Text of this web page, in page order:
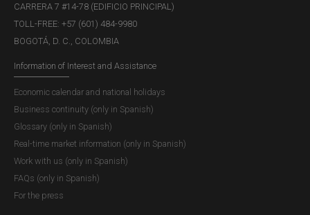
Política de diversidad, equidad e inclusión
La política propone establecer e incentivar de manera
transversal y articulada una cultura en el Banco de la
República enfocada a la diversidad, equidad e
inclusión.
Política de Gestión de Información
El Consejo de Administración del Banco de la República
aprobó en el año 2011, el principio, las políticas y la
CARRERA 7 #14-78 (EDIFICIO PRINCIPAL)
TOLL-FREE: +57 (601) 484-9980
BOGOTÁ, D. C., COLOMBIA
Information of Interest and Assistance
Economic calendar and national holidays
Business continuity (only in Spanish)
Glossary (only in Spanish)
Real-time market information (only in Spanish)
Work with us (only in Spanish)
FAQs (only in Spanish)
For the press